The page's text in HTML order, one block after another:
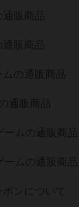
販商品
販商品
の通販商品
通販商品
ームの通販商品
ームの通販商品
ンについて